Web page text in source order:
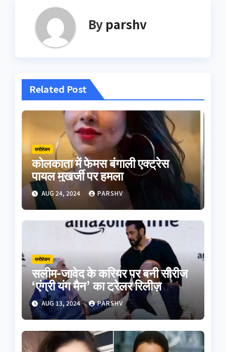
By parshv
Related Post
मनोरंजन
कोलकाता में फेमस बंगाली एक्ट्रेस
पायल मुखर्जी पर हमला
AUG 24, 2024 PARSHV
मनोरंजन
सलीम-जावेद के करियर पर बनी सीरीज
‘एंग्री यंग मैन’ का ट्रेलर रिलीज़
AUG 13, 2024 PARSHV